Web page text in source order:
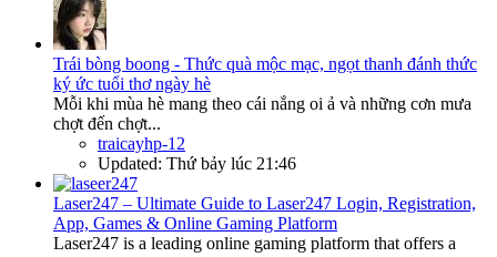
Trái bòng boong - Thức quà mộc mạc, ngọt thanh đánh thức
ký ức tuổi thơ ngày hè
Mỗi khi mùa hè mang theo cái nắng oi ả và những cơn mưa
chợt đến chợt...
traicayhp-12
Updated: Thứ bảy lúc 21:46
Laser247 – Ultimate Guide to Laser247 Login, Registration,
App, Games & Online Gaming Platform
Laser247 is a leading online gaming platform that offers a